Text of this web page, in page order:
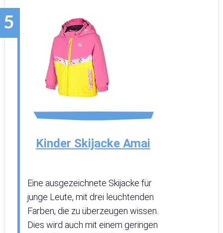
Kinder Skijacke Amai
Eine ausgezeichnete Skijacke für
junge Leute, mit drei leuchtenden
Farben, die zu überzeugen wissen.
Dies wird auch mit einem geringen